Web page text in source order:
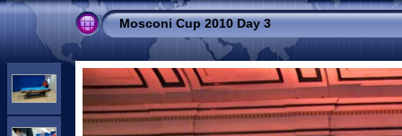
Mosconi Cup 2010 Day 3